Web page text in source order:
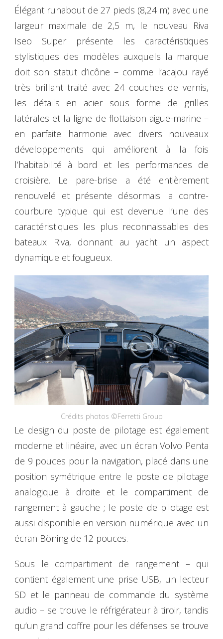
Élégant runabout de 27 pieds (8,24 m) avec une
largeur maximale de 2,5 m, le nouveau Riva
Iseo Super présente les caractéristiques
stylistiques des modèles auxquels la marque
doit son statut d’icône – comme l’acajou rayé
très brillant traité avec 24 couches de vernis,
les détails en acier sous forme de grilles
latérales et la ligne de flottaison aigue-marine –
en parfaite harmonie avec divers nouveaux
développements qui améliorent à la fois
l’habitabilité à bord et les performances de
croisière. Le pare-brise a été entièrement
renouvelé et présente désormais la contre-
courbure typique qui est devenue l’une des
caractéristiques les plus reconnaissables des
bateaux Riva, donnant au yacht un aspect
dynamique et fougueux.
Crédits photos ©Ferretti Group
Le design du poste de pilotage est également
moderne et linéaire, avec un écran Volvo Penta
de 9 pouces pour la navigation, placé dans une
position symétrique entre le poste de pilotage
analogique à droite et le compartiment de
rangement à gauche ; le poste de pilotage est
aussi disponible en version numérique avec un
écran Böning de 12 pouces.
Sous le compartiment de rangement – qui
contient également une prise USB, un lecteur
SD et le panneau de commande du système
audio – se trouve le réfrigérateur à tiroir, tandis
qu’un grand coffre pour les défenses se trouve